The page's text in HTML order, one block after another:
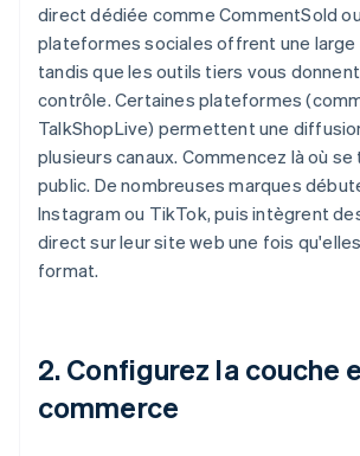
direct dédiée comme CommentSold
plateformes sociales offrent une large
tandis que les outils tiers vous
contrôle. Certaines plateformes
TalkShopLive) permettent une
plusieurs canaux. Commencez là où
public. De nombreuses marques
Instagram ou TikTok, puis intègrent
direct sur leur site web une fois
format.
2. Configurez la couche
commerce